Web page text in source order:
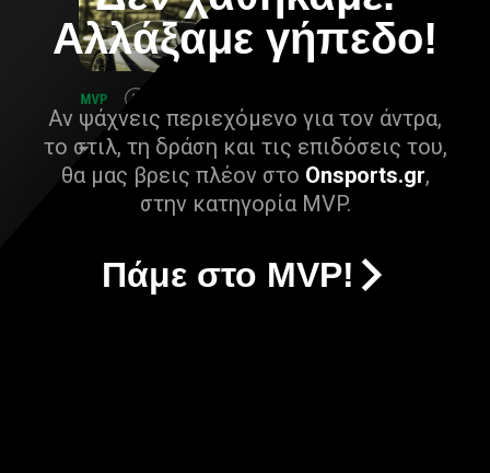
Αλλάξαμε γήπεδο!
Αν ψάχνεις περιεχόμενο για τον άντρα,
το στιλ, τη δράση και τις επιδόσεις του,
θα μας βρεις πλέον στο Onsports.gr,
στην κατηγορία MVP.
Πάμε στο MVP!